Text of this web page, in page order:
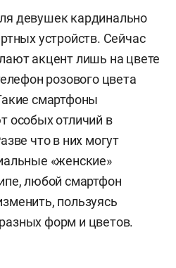
девушек кардинально
устройств. Сейчас
акцент лишь на цвете
розового цвета
смартфоны
особых отличий в
что в них могут
«женские»
любой смартфон
пользуясь
форм и цветов.